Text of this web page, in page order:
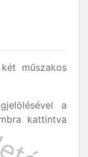
műszakos
a
kattintva